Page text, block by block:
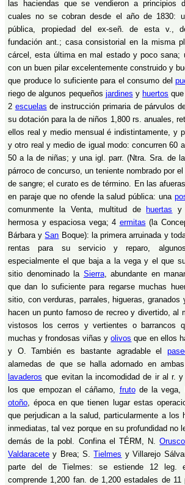
las haciendas que se vendieron a principios
cuales no se cobran desde el año de 1830:
pública, propiedad del ex-señ. de esta v.,
fundación ant.; casa consistorial en la misma
cárcel, esta última en mal estado y poco sana;
con un buen pilar excelentemente construido y
que produce lo suficiente para el consumo del
riego de algunos pequeños jardines y huertos
2 escuelas de instrucción primaria de párvulos
su dotación para la de niños 1,800 rs. anuales,
ellos real y medio mensual é indistintamente, y
y otro real y medio de igual modo: concurren 60
50 a la de niñas; y una igl. parr. (Ntra. Sra. de
párroco de concurso, un teniente nombrado por
de sangre; el curato es de término. En las
en paraje que no ofende la salud pública: una
comunmente la Venta, multitud de
huertas
hermosa y espaciosa vega; 4 ermitas (la
Bárbara ySan Boque): la primera arruinada y
rentas para su servicio y reparo,
especialmente el que baja a la vega y el que
sitio denominado la Sierra, abundante en
que dan lo suficiente para regarse muchas
sitio, con verduras, parrales, higueras, granados
hacen un punto famoso de recreo y divertido, al
vistosos los cerros y vertientes o barrancos
muchas y frondosas viñas yolivos que en ellos
y O. También es bastante agradable el
alamedas de que se halla adornado en
lavaderos que evitan la incomodidad de ir al r.
los que empozan el cáñamo, frutode la vega,
otoño, época en que tienen lugar estas
que perjudican a la salud, particularmente a los
inmediatas, tal vez porque en su profundidad no
demás de la pobl. Confina el TÉRM, N.Orusco
Valdaracete y Brea; S.Tielmes y Villarejo
parte del de Tielmes: se estiende 12 leg.
comprende 1,200 fan. de 1,200 estadales de